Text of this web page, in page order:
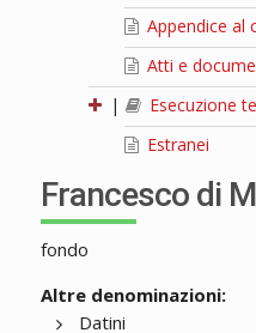
Appendice al
Atti e
|
Esecuzione
Estranei
Francesco di
fondo
Altre denominazioni:
Datini